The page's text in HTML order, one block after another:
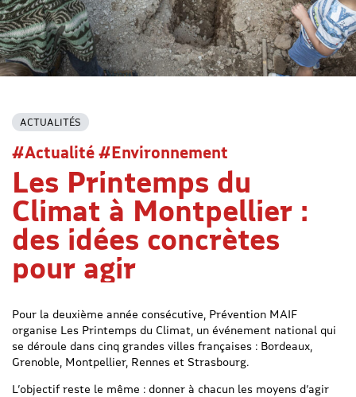
ACTUALITÉS
#Actualité #Environnement
Les Printemps du
Climat à Montpellier :
des idées concrètes
pour agir
Pour la deuxième année consécutive, Prévention MAIF
organise Les Printemps du Climat, un événement national qui
se déroule dans cinq grandes villes françaises : Bordeaux,
Grenoble, Montpellier, Rennes et Strasbourg.
L’objectif reste le même : donner à chacun les moyens d’agir